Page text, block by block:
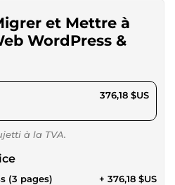
et Mettre à
WordPress &
$US 376,18 $US
à la TVA.
(3 pages) + 376,18 $US